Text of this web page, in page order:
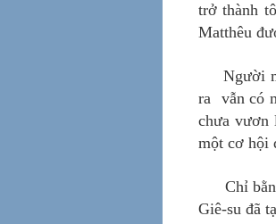
trở thành
Matthêu
Người
ra vẫn có
chưa vươn
một cơ hội
Chỉ
Giê-su đã